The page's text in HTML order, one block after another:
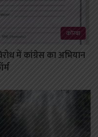
कोरबा
में कांग्रेस का अभियान